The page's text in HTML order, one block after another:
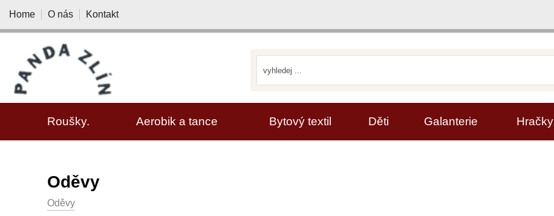
Oděvy
Oděvy
VYBRAT KATEGORII
Roušky. Aerobik a tance Bytový textil Děti Galanterie Hračky
Home O nás Kontakt